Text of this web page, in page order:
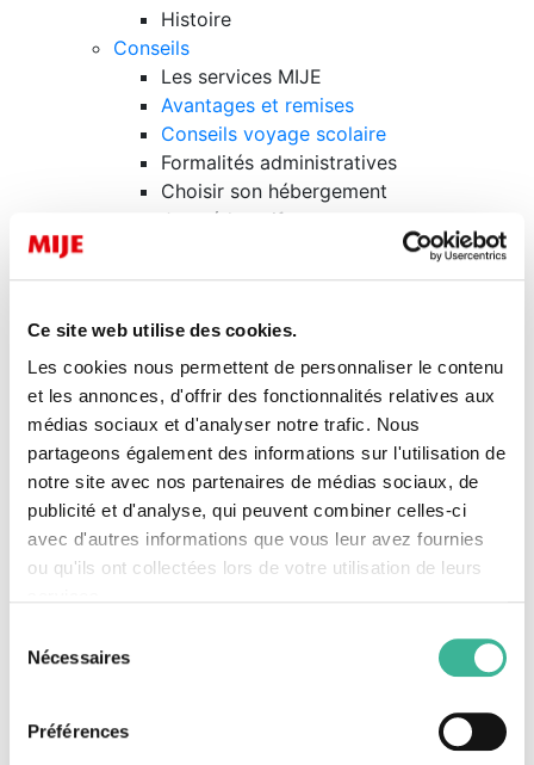
Ce site web utilise des cookies.
Les cookies nous permettent de personnaliser le contenu
et les annonces, d'offrir des fonctionnalités relatives aux
médias sociaux et d'analyser notre trafic. Nous
partageons également des informations sur l'utilisation de
notre site avec nos partenaires de médias sociaux, de
publicité et d'analyse, qui peuvent combiner celles-ci
avec d'autres informations que vous leur avez fournies
ou qu'ils ont collectées lors de votre utilisation de leurs
Nécessaires
Préférences
Histoire
Conseils
Les services MIJE
Avantages et remises
Conseils voyage scolaire
Formalités administratives
Choisir son hébergement
Jeux éducatifs
Témoignages d’enseignants
Auberges de jeunesse
Tarifs Groupes
Réservation Groupes
Réservation individuelle
Animations MIJE Marais
Concept des Maisons MIJE
Label Clef Verte
Location de salles à Paris
FAQ Auberges MIJE Marais
Transport de groupes
Association MIJE
Partenaires institutionnels